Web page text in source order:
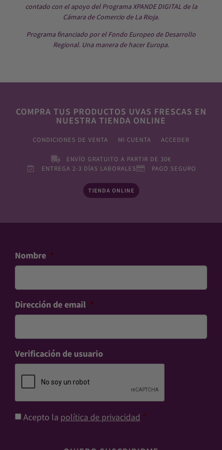
contado con el apoyo del Programa XPANDE DIGITAL de la
Cámara de Comercio de La Rioja.
Programa financiado por el Fondo Europeo de Desarrollo
Regional. Una manera de hacer Europa.
COMPRA TUS PRODUCTOS UVAS FRESCAS EN
NUESTRA TIENDA ONLINE
CONDICIONES DE VENTA MI CUENTA ACCEDER
ENVÍO GRATUITO A PARTIR DE 30€
ENTREGA 2-3 DÍAS LABORALES
PAGO SEGURO
TIENDA ONLINE
Nombre *
Dirección de email *
Verificación de usuario
Consentimiento *
Acepto la política de privacidad *